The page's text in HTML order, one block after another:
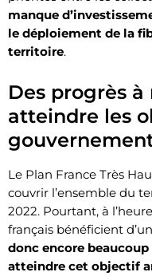
manque
le déploiement de la
territoire.
Des progrès
atteindre les
Le Plan France Très
couvrir l’ensemble du
2022. Pourtant, à
français bénéficient
donc encore
atteindre cet objectif